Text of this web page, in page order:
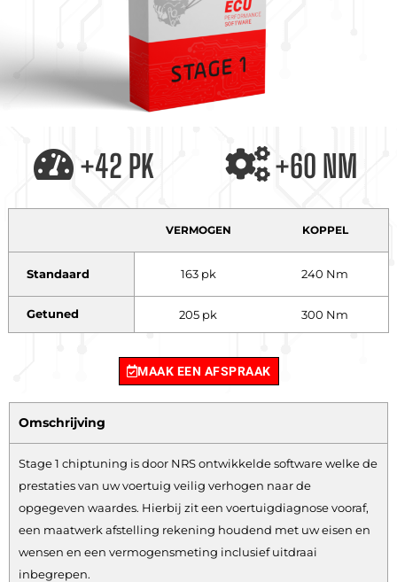
+42 PK +60 NM
VERMOGEN KOPPEL
Standaard 163 pk 240 Nm
Getuned 205 pk 300 Nm
MAAK EEN AFSPRAAK
Omschrijving
Stage 1 chiptuning is door NRS ontwikkelde software welke de
prestaties van uw voertuig veilig verhogen naar de
opgegeven waardes. Hierbij zit een voertuigdiagnose vooraf,
een maatwerk afstelling rekening houdend met uw eisen en
wensen en een vermogensmeting inclusief uitdraai
inbegrepen.